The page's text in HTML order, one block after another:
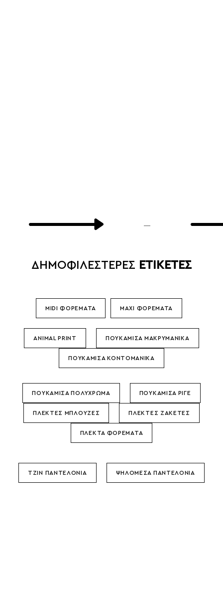
—
ΔΗΜΟΦΙΛΕΣΤΕΡΕΣ ΕΤΙΚΕΤΕΣ
MIDI ΦΟΡΕΜΑΤΑ MAXI ΦΟΡΕΜΑΤΑ
ANIMAL PRINT ΠΟΥΚΑΜΙΣΑ ΜΑΚΡΥΜΑΝΙΚΑ
ΠΟΥΚΑΜΙΣΑ ΚΟΝΤΟΜΑΝΙΚΑ
ΠΟΥΚΑΜΙΣΑ ΠΟΛΥΧΡΩΜΑ ΠΟΥΚΑΜΙΣΑ ΡΙΓΕ
ΠΛΕΚΤΕΣ ΜΠΛΟΥΖΕΣ ΠΛΕΚΤΕΣ ΖΑΚΕΤΕΣ
ΠΛΕΚΤΑ ΦΟΡΕΜΑΤΑ
ΤΖΙΝ ΠΑΝΤΕΛΟΝΙΑ ΨΗΛΟΜΕΣΑ ΠΑΝΤΕΛΟΝΙΑ